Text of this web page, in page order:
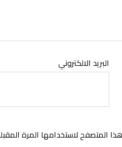
البريد الالكتروني
المتصفح لاستخدامها المرة